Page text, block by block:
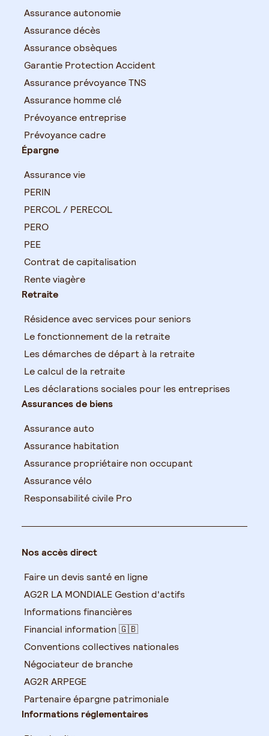
Assurance autonomie
Assurance décès
Assurance obsèques
Garantie Protection Accident
Assurance prévoyance TNS
Assurance homme clé
Prévoyance entreprise
Prévoyance cadre
Épargne
Assurance vie
PERIN
PERCOL / PERECOL
PERO
PEE
Contrat de capitalisation
Rente viagère
Retraite
Résidence avec services pour seniors
Le fonctionnement de la retraite
Les démarches de départ à la retraite
Le calcul de la retraite
Les déclarations sociales pour les entreprises
Assurances de biens
Assurance auto
Assurance habitation
Assurance propriétaire non occupant
Assurance vélo
Responsabilité civile Pro
Nos accès direct
Faire un devis santé en ligne
AG2R LA MONDIALE Gestion d'actifs
Informations financières
Financial information 🇬🇧
Conventions collectives nationales
Négociateur de branche
AG2R ARPEGE
Partenaire épargne patrimoniale
Informations réglementaires